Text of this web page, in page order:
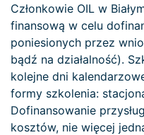
Członkowie OIL w
finansową w celu
poniesionych przez
bądź na działalność).
kolejne dni
formy szkolenia:
Dofinansowanie
kosztów, nie więcej